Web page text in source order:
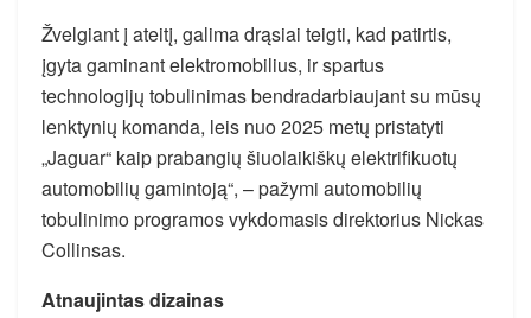
Žvelgiant į ateitį, galima drąsiai teigti, kad patirtis,
įgyta gaminant elektromobilius, ir spartus
technologijų tobulinimas bendradarbiaujant su mūsų
lenktynių komanda, leis nuo 2025 metų pristatyti
„Jaguar“ kaip prabangių šiuolaikiškų elektrifikuotų
automobilių gamintoją“, – pažymi automobilių
tobulinimo programos vykdomasis direktorius Nickas
Collinsas.
Atnaujintas dizainas